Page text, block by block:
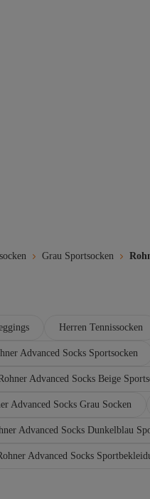
Grau Sportsocken
Herren Tennissocken
Advanced Socks Sportsocken
Advanced Socks Beige
Advanced Socks Grau Socken
Advanced Socks Dunkelblau
Advanced Socks